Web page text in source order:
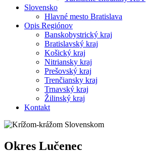
Slovensko
Hlavné mesto Bratislava
Opis Regiónov
Banskobystrický kraj
Bratislavský kraj
Košický kraj
Nitriansky kraj
Prešovský kraj
Trenčiansky kraj
Trnavský kraj
Žilinský kraj
Kontakt
Okres Lučenec